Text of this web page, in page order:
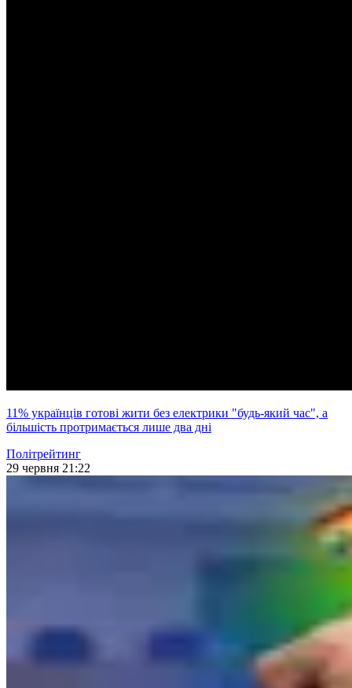
11% українців готові жити без електрики "будь-який час", а
більшість протримається лише два дні
Політрейтинг
29 червня 21:22